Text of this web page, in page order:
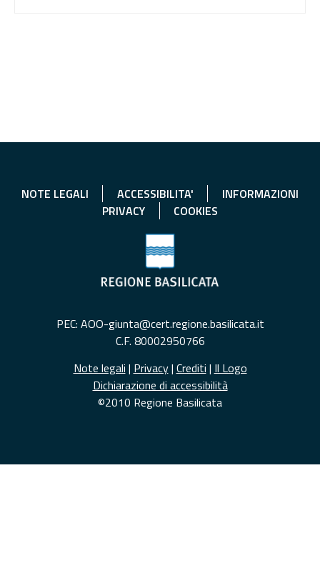
NOTE LEGALI ACCESSIBILITA'
INFORMAZIONI
PRIVACY
COOKIES
PEC: AOO-giunta@cert.regione.basilicata.it
C.F. 80002950766
Note legali | Privacy| Crediti | Il Logo
Dichiarazione di accessibilità
©2010 Regione Basilicata